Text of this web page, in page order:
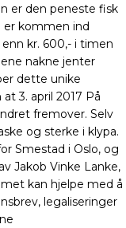
er den peneste fisk
er kommen ind
kr. 600,- i timen
nakne jenter
dette unike
3. april 2017 På
fremover. Selv
og sterke i klypa.
Smestad i Oslo, og
Jakob Vinke Lanke,
kan hjelpe med å
legaliseringer